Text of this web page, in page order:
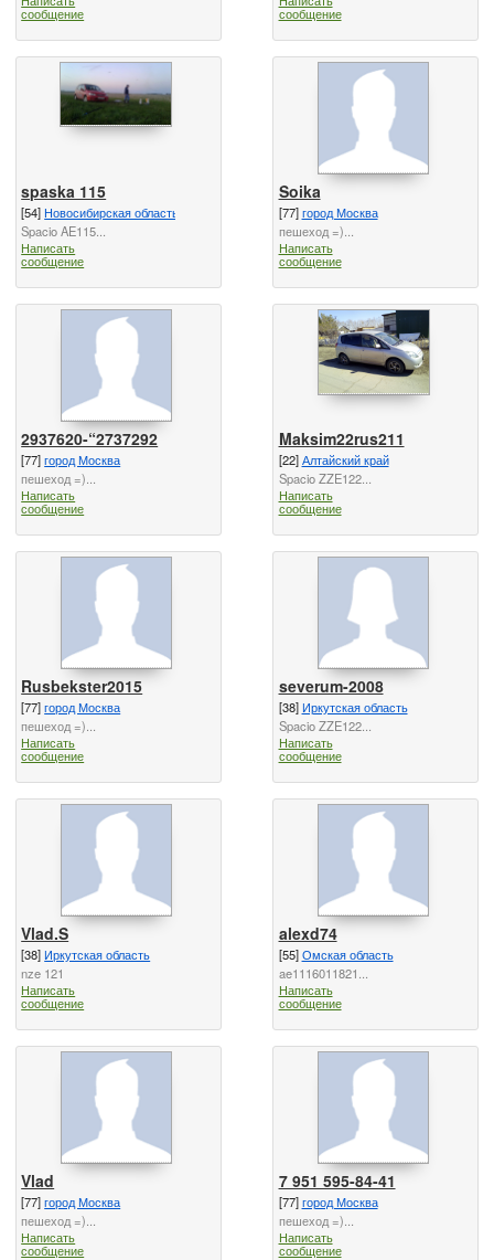
сообщение сообщение
spaska 115
[54]Новосибирская область
Spacio AE115...
Написать
сообщение
Soika
[77]город Москва
пешеход =)...
Написать
сообщение
2937620-“2737292
[77]город Москва
пешеход =)...
Написать
сообщение
Maksim22rus211
[22]Алтайский край
Spacio ZZE122...
Написать
сообщение
Rusbekster2015
[77]город Москва
пешеход =)...
Написать
сообщение
severum-2008
[38]Иркутская область
Spacio ZZE122...
Написать
сообщение
Vlad.S
[38]Иркутская область
nze 121
Написать
сообщение
alexd74
[55]Омская область
ae1116011821...
Написать
сообщение
Vlad
[77]город Москва
пешеход =)...
Написать
сообщение
7 951 595-84-41
[77]город Москва
пешеход =)...
Написать
сообщение